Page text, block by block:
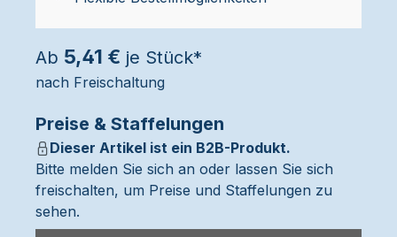
Ab 5,41 € je Stück*
nach Freischaltung
Preise & Staffelungen
Dieser Artikel ist ein B2B-Produkt.
Bitte melden Sie sich an oder lassen Sie sich
freischalten, um Preise und Staffelungen zu
sehen.